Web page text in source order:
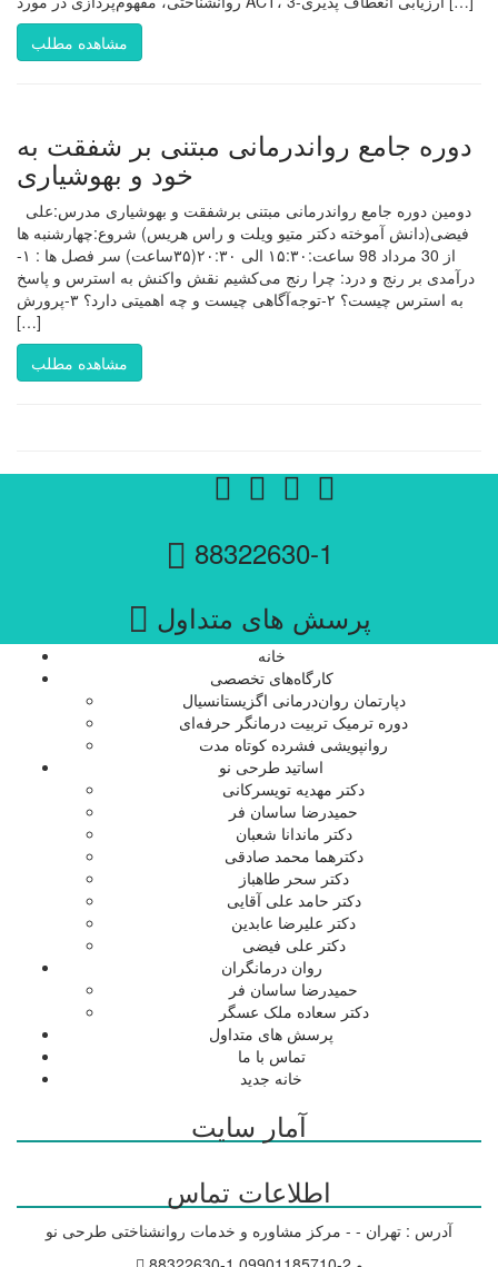
مشاهده مطلب
دوره جامع رواندرمانی مبتنی بر شفقت به
خود و بهوشیاری
فیضی(دانش آموخته دکتر متیو ویلت و راس هریس) شروع:چهارشنبه ها
از 30 مرداد 98 ساعت:۱۵:۳۰ الی ۲۰:۳۰(۳۵ساعت) سر فصل ها : ۱-
درآمدی بر رنج و درد: چرا رنج می‌کشیم نقش واکنش به استرس و پاسخ
به استرس چیست؟ ۲-توجه‌آگاهی چیست و چه اهمیتی دارد؟ ۳-پرورش
[…]
مشاهده مطلب
88322630-1
پرسش های متداول
خانه
کارگاه‌های تخصصی
دپارتمان روان‌درمانی اگزیستانسیال
دوره ترمیک تربیت درمانگر حرفه‌ای
روانپویشی فشرده کوتاه مدت
اساتید طرحی نو
دکتر مهدیه تویسرکانی
حمیدرضا ساسان فر
دکتر ماندانا شعبان
دکترهما محمد صادقی
دکتر سحر طاهباز
دکتر حامد علی آقایی
دکتر علیرضا عابدین
دکتر علی فیضی
روان درمانگران
حمیدرضا ساسان فر
دکتر سعاده ملک عسگر
پرسش های متداول
تماس با ما
خانه جدید
آمار سایت
اطلاعات تماس
آدرس : تهران - - مرکز مشاوره و خدمات روانشناختی طرحی نو